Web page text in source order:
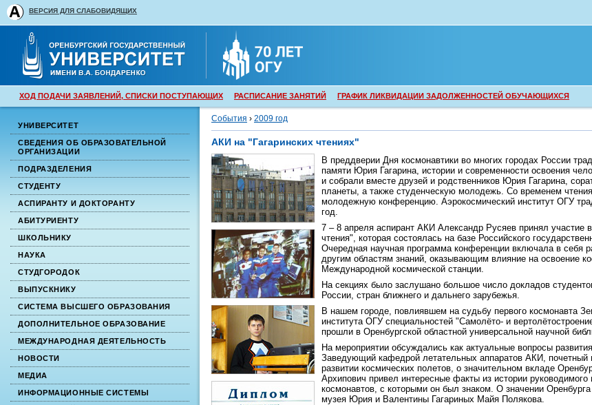
ВЕРСИЯ ДЛЯ СЛАБОВИДЯЩИХ
ХОД ПОДАЧИ ЗАЯВЛЕНИЙ, СПИСКИ ПОСТУПАЮЩИХ РАСПИСАНИЕ ЗАНЯТИЙ ГРАФИК ЛИКВИДАЦИИ ЗАДОЛЖЕННОСТЕЙ ОБУЧАЮЩИХСЯ
УНИВЕРСИТЕТ
СВЕДЕНИЯ ОБ ОБРАЗОВАТЕЛЬНОЙ
ОРГАНИЗАЦИИ
ПОДРАЗДЕЛЕНИЯ
СТУДЕНТУ
АСПИРАНТУ И ДОКТОРАНТУ
АБИТУРИЕНТУ
ШКОЛЬНИКУ
НАУКА
СТУДГОРОДОК
ВЫПУСКНИКУ
СИСТЕМА ВЫСШЕГО ОБРАЗОВАНИЯ
ДОПОЛНИТЕЛЬНОЕ ОБРАЗОВАНИЕ
МЕЖДУНАРОДНАЯ ДЕЯТЕЛЬНОСТЬ
НОВОСТИ
МЕДИА
ИНФОРМАЦИОННЫЕ СИСТЕМЫ
События › 2009 год
АКИ на "Гагаринских чтениях"
В преддверии Дня космонавтики во многих городах России
памяти Юрия Гагарина, истории и современности освоения
и собрали вместе друзей и родственников Юрия Гагарина,
планеты, а также студенческую молодежь. Со временем
молодежную конференцию. Аэрокосмический институт ОГУ
год.
7 – 8 апреля аспирант АКИ Александр Русяев принял
чтения", которая состоялась на базе Российского
Очередная научная программа конференции включала в себя
другим областям знаний, оказывающим влияние на освоение
Международной космической станции.
На секциях было заслушано большое число докладов
России, стран ближнего и дальнего зарубежья.
В нашем городе, повлиявшем на судьбу первого космонавта
института ОГУ специальностей "Самолёто- и
прошли в Оренбургской областной универсальной научной
На мероприятии обсуждались как актуальные вопросы
Заведующий кафедрой летательных аппаратов АКИ, почетный
развитии космических полетов, о значительном вкладе
Архипович привел интересные факты из истории
космонавтов, с которыми он был знаком. О значении
музея Юрия и Валентины Гагариных Майя Полякова.